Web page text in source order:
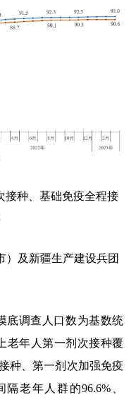
接种、基础免疫全程接
）及新疆生产建设兵团
底调查人口数为基数统
老年人第一剂次接种覆
种、第一剂次加强免疫
隔老年人群的96.6%